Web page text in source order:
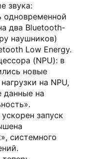
звука:
одновременной
два Bluetooth-
наушников)
Low Energy.
(NPU): в
новые
на NPU,
данные на
запуск
системного